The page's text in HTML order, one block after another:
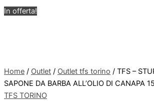
In offerta!
Home / Outlet / Outlet tfs torino / TFS –
SAPONE DA BARBA ALL’OLIO DI CANAPA
TFS TORINO